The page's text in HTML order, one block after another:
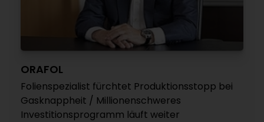
ORAFOL
Folienspezialist fürchtet Produktionsstopp bei
Gasknappheit / Millionenschweres
Investitionsprogramm läuft weiter